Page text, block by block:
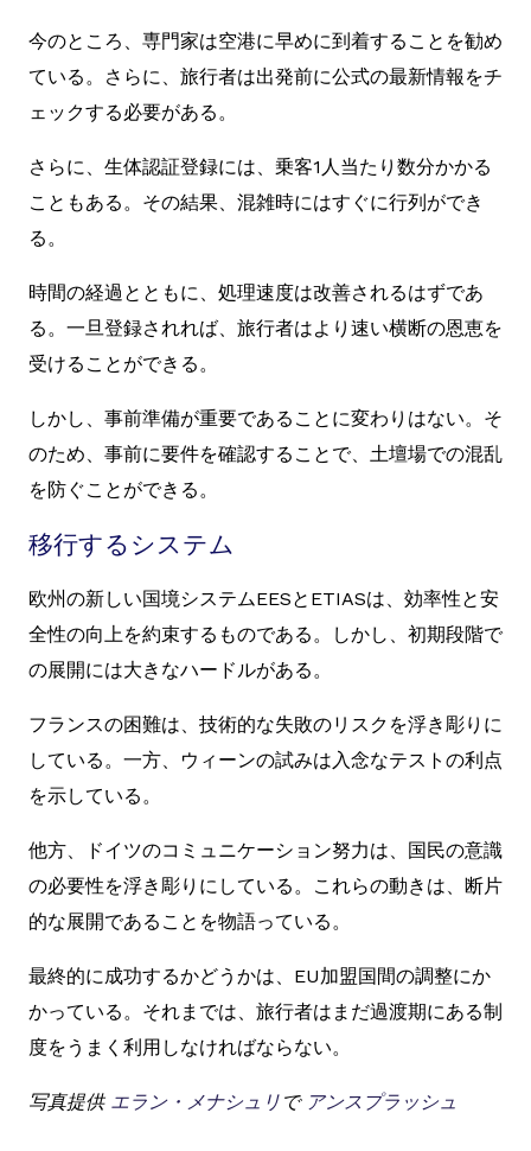
今のところ、専門家は空港に早めに到着することを勧め
ている。さらに、旅行者は出発前に公式の最新情報をチ
ェックする必要がある。
さらに、生体認証登録には、乗客1人当たり数分かかる
こともある。その結果、混雑時にはすぐに行列ができ
る。
時間の経過とともに、処理速度は改善されるはずであ
る。一旦登録されれば、旅行者はより速い横断の恩恵を
受けることができる。
しかし、事前準備が重要であることに変わりはない。そ
のため、事前に要件を確認することで、土壇場での混乱
を防ぐことができる。
移行するシステム
欧州の新しい国境システムEESとETIASは、効率性と安
全性の向上を約束するものである。しかし、初期段階で
の展開には大きなハードルがある。
フランスの困難は、技術的な失敗のリスクを浮き彫りに
している。一方、ウィーンの試みは入念なテストの利点
を示している。
他方、ドイツのコミュニケーション努力は、国民の意識
の必要性を浮き彫りにしている。これらの動きは、断片
的な展開であることを物語っている。
最終的に成功するかどうかは、EU加盟国間の調整にか
かっている。それまでは、旅行者はまだ過渡期にある制
度をうまく利用しなければならない。
写真提供 エラン・メナシュリ で アンスプラッシュ